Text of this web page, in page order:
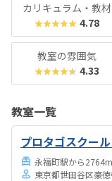
カリキュラム・教材
★★★★★ 4.78
教室の雰囲気
★★★★★ 4.33
教室一覧
プロタゴスクー
永福町駅から2764m
東京都世田谷区豪